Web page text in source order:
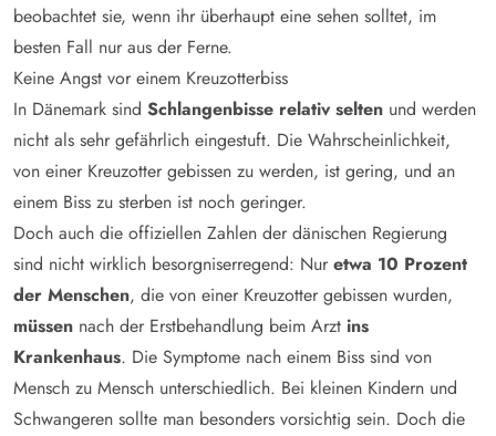
beobachtet sie, wenn ihr überhaupt eine sehen solltet, im
besten Fall nur aus der Ferne.
Keine Angst vor einem Kreuzotterbiss
In Dänemark sind Schlangenbisse relativ selten und werden
nicht als sehr gefährlich eingestuft. Die Wahrscheinlichkeit,
von einer Kreuzotter gebissen zu werden, ist gering, und an
einem Biss zu sterben ist noch geringer.
Doch auch die offiziellen Zahlen der dänischen Regierung
sind nicht wirklich besorgniserregend: Nur etwa 10 Prozent
der Menschen, die von einer Kreuzotter gebissen wurden,
müssen nach der Erstbehandlung beim Arzt ins
Krankenhaus. Die Symptome nach einem Biss sind von
Mensch zu Mensch unterschiedlich. Bei kleinen Kindern und
Schwangeren sollte man besonders vorsichtig sein. Doch die